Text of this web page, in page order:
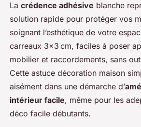
La crédence adhésive blanche
solution rapide pour protéger vos
soignant l’esthétique de votre
carreaux 3x3 cm, faciles à poser
mobilier et raccordements, sans
Cette astuce décoration maison
aisément dans une démarche d’
intérieur facile, même pour les
déco facile débutants.